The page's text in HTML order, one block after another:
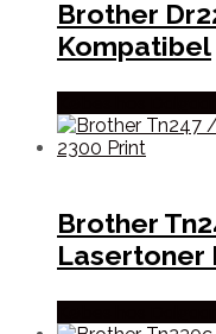
Brother
Kompatibel
Brother
Lasertoner